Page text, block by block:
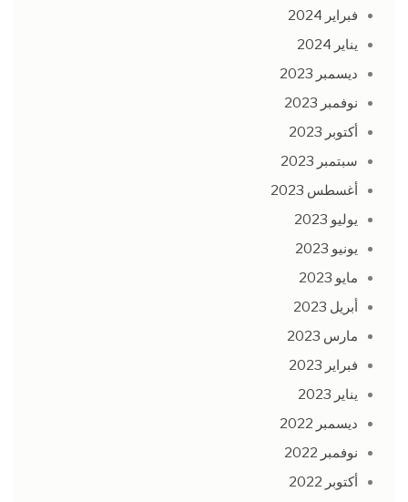
فبراير 2024
يناير 2024
ديسمبر 2023
نوفمبر 2023
أكتوبر 2023
سبتمبر 2023
أغسطس 2023
يوليو 2023
يونيو 2023
مايو 2023
أبريل 2023
مارس 2023
فبراير 2023
يناير 2023
ديسمبر 2022
نوفمبر 2022
أكتوبر 2022